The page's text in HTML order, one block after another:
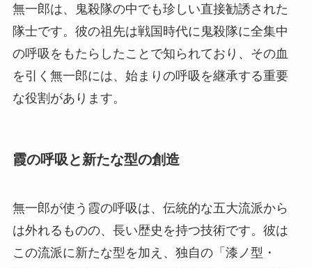
無一郎は、鬼殺隊の中でも珍しい直接勧誘された
隊士です。彼の祖先は戦国時代に鬼殺隊に全集中
の呼吸をもたらしたことで知られており、その血
を引く無一郎には、始まりの呼吸を継承する重要
な役割があります。
霞の呼吸と新たな型の創造
無一郎が使う霞の呼吸は、伝統的な五大流派から
は外れるものの、長い歴史を持つ技術です。彼は
この流派に新たな型を加え、独自の「漆ノ型・